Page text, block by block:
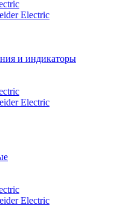
Electric
и индикаторы
Electric
Electric